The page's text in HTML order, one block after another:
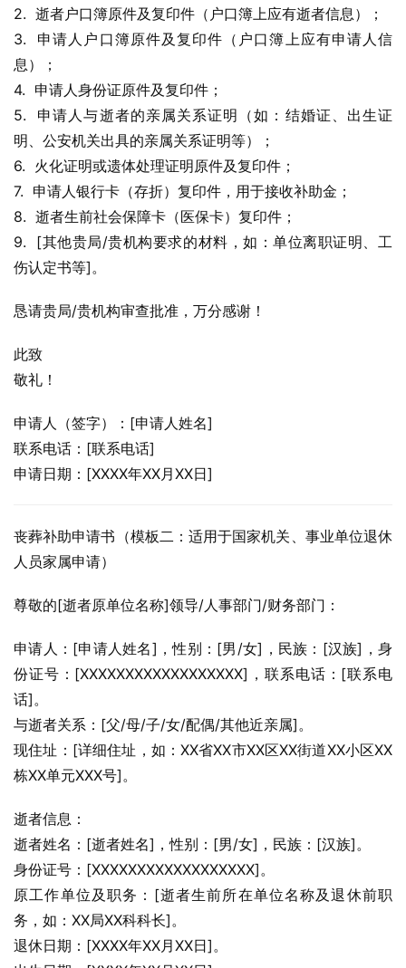
2.  逝者户口簿原件及复印件（户口簿上应有逝者信息）；
3.  申请人户口簿原件及复印件（户口簿上应有申请人信
息）；
4.  申请人身份证原件及复印件；
5.  申请人与逝者的亲属关系证明（如：结婚证、出生证
明、公安机关出具的亲属关系证明等）；
6.  火化证明或遗体处理证明原件及复印件；
7.  申请人银行卡（存折）复印件，用于接收补助金；
8.  逝者生前社会保障卡（医保卡）复印件；
9.  [其他贵局/贵机构要求的材料，如：单位离职证明、工
伤认定书等]。
恳请贵局/贵机构审查批准，万分感谢！
此致
敬礼！
申请人（签字）：[申请人姓名]
联系电话：[联系电话]
申请日期：[XXXX年XX月XX日]
丧葬补助申请书（模板二：适用于国家机关、事业单位退休
人员家属申请）
尊敬的[逝者原单位名称]领导/人事部门/财务部门：
申请人：[申请人姓名]，性别：[男/女]，民族：[汉族]，身
份证号：[XXXXXXXXXXXXXXXXXX]，联系电话：[联系电
话]。
与逝者关系：[父/母/子/女/配偶/其他近亲属]。
现住址：[详细住址，如：XX省XX市XX区XX街道XX小区XX
栋XX单元XXX号]。
逝者信息：
逝者姓名：[逝者姓名]，性别：[男/女]，民族：[汉族]。
身份证号：[XXXXXXXXXXXXXXXXXX]。
原工作单位及职务：[逝者生前所在单位名称及退休前职
务，如：XX局XX科科长]。
退休日期：[XXXX年XX月XX日]。